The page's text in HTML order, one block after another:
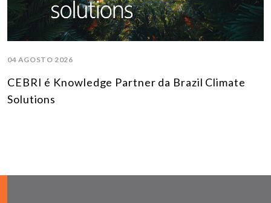
04 AGOSTO 2026
CEBRI é Knowledge Partner da Brazil Climate
Solutions